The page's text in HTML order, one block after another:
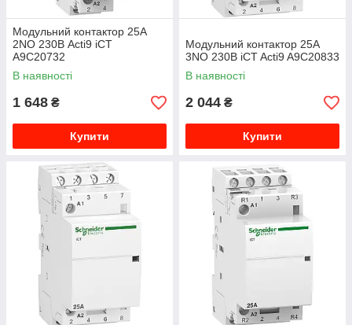
Модульний контактор 25A
2NO 230В Acti9 iCT
A9C20732
В наявності
1 648 ₴
Купити
Модульний контактор 25A
3NO 230В iCT Acti9 A9C20833
В наявності
2 044 ₴
Купити